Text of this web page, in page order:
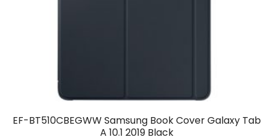
EF-BT510CBEGWW Samsung Book Cover Galaxy Tab
A 10.1 2019 Black